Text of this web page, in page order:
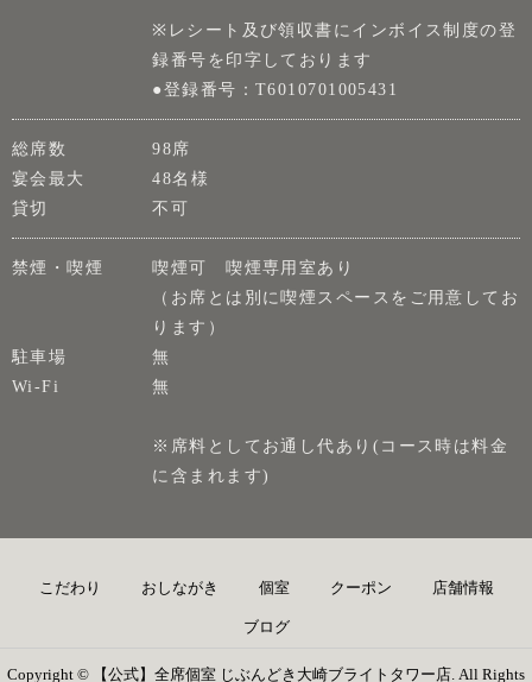
※レシート及び領収書にインボイス制度の登
録番号を印字しております
●登録番号：T6010701005431
総席数
98席
宴会最大
48名様
貸切
不可
禁煙・喫煙
喫煙可 喫煙専用室あり
（お席とは別に喫煙スペースをご用意してお
ります）
駐車場
無
Wi-Fi
無
※席料としてお通し代あり(コース時は料金
に含まれます)
こだわり おしながき 個室 クーポン 店舗情報
ブログ
Copyright © 【公式】全席個室 じぶんどき大崎ブライトタワー店. All Rights